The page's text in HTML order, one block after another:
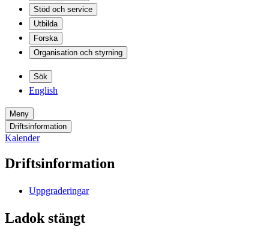
Stöd och service
Utbilda
Forska
Organisation och styrning
Sök
English
Meny
Driftsinformation
Kalender
Driftsinformation
Uppgraderingar
Ladok stängt